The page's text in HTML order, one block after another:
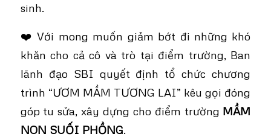
sinh.
❤️ Với mong muốn giảm bớt đi những khó
khăn cho cả cô và trò tại điểm trường, Ban
lãnh đạo SBI quyết định tổ chức chương
trình “ƯƠM MẦM TƯƠNG LAI” kêu gọi đóng
góp tu sửa, xây dựng cho điểm trường MẦM
NON SUỐI PHỒNG.